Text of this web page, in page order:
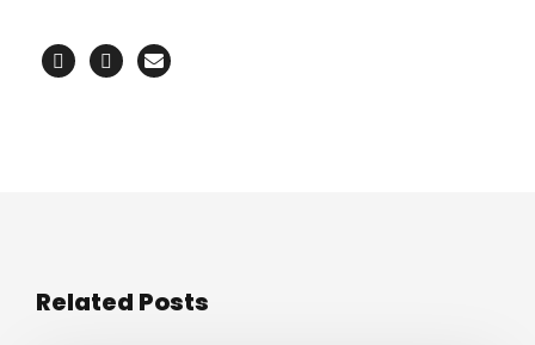
Related Posts